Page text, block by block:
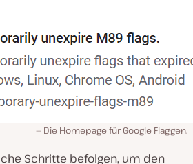
Die Homepage für Google Flaggen.
Schritte befolgen, um den